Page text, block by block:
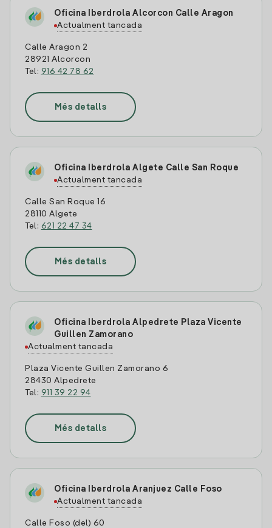
Oficina Iberdrola Alcorcon Calle Aragon
Actualment tancada
Calle Aragon 2
28921 Alcorcon
Tel: 916 42 78 62
Més detalls
Oficina Iberdrola Algete Calle San Roque
Actualment tancada
Calle San Roque 16
28110 Algete
Tel: 621 22 47 34
Més detalls
Oficina Iberdrola Alpedrete Plaza Vicente
Guillen Zamorano
Actualment tancada
Plaza Vicente Guillen Zamorano 6
28430 Alpedrete
Tel: 911 39 22 94
Més detalls
Oficina Iberdrola Aranjuez Calle Foso
Actualment tancada
Calle Foso (del) 60